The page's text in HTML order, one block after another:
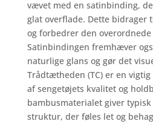
vævet med en satinbinding,
glat overflade. Dette bidrager
og forbedrer den
Satinbindingen fremhæver
naturlige glans og gør det
Trådtætheden (TC) er en
af sengetøjets kvalitet og
bambusmaterialet giver
struktur, der føles let og